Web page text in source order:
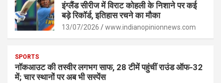
इंग्लैंड सीरीज में विराट कोहली के निशाने पर कई
बड़े रिकॉर्ड, इतिहास रचने का मौका
13/07/2026 www.indianopinionnews.com
SPORTS
नॉकआउट की तस्वीर लगभग साफ, 28 टीमें पहुंचीं राउंड ऑफ-32
में; चार स्थानों पर अब भी सस्पेंस